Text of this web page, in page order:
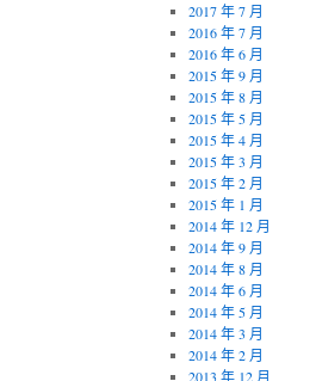
2017 年 7 月
2016 年 7 月
2016 年 6 月
2015 年 9 月
2015 年 8 月
2015 年 5 月
2015 年 4 月
2015 年 3 月
2015 年 2 月
2015 年 1 月
2014 年 12 月
2014 年 9 月
2014 年 8 月
2014 年 6 月
2014 年 5 月
2014 年 3 月
2014 年 2 月
2013 年 12 月